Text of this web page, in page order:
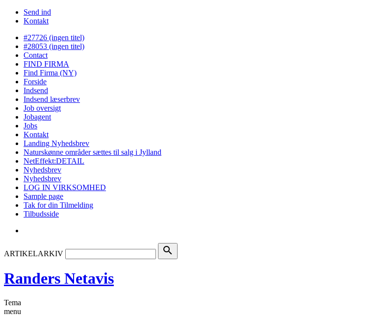
Send ind
Kontakt
#27726 (ingen titel)
#28053 (ingen titel)
Contact
FIND FIRMA
Find Firma (NY)
Forside
Indsend
Indsend læserbrev
Job oversigt
Jobagent
Jobs
Kontakt
Landing Nyhedsbrev
Naturskønne områder sættes til salg i Jylland
NetEffekt:DETAIL
Nyhedsbrev
Nyhedsbrev
LOG IN VIRKSOMHED
Sample page
Tak for din Tilmelding
Tilbudsside
ARTIKELARKIV search
Randers Netavis
Tema
menu